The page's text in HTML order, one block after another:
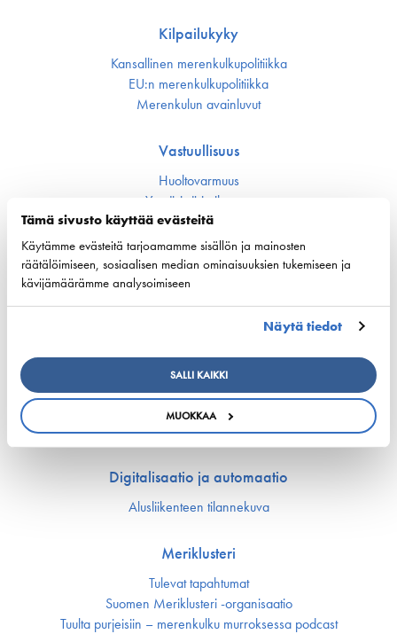
Tämä sivusto käyttää evästeitä
Käytämme evästeitä tarjoamamme sisällön ja mainosten
räätälöimiseen, sosiaalisen median ominaisuuksien tukemiseen ja
kävijämäärämme analysoimiseen
Näytä tiedot
SALLI KAIKKI
MUOKKAA
Kilpailukyky
Kansallinen merenkulku­politiikka
EU:n merenkulku­politiikka
Merenkulun avainluvut
Vastuullisuus
Huoltovarmuus
Ympäristö ja ilmasto
Varustamot panostavat uuteen teknologiaan ja
ympäristöystävällisiin ratkaisuihin uusissa aluksissa
Turvallisuus
Koulutus ja osaaminen
Suomen Varustamoiden Yrityskylä
Merenkulun HarjoitteluMylly
Ship Happens: Tutustu merenkulkualan mahdollisuuksiin
Digitalisaatio ja automaatio
Alusliikenteen tilannekuva
Meriklusteri
Tulevat tapahtumat
Suomen Meriklusteri -organisaatio
Tuulta purjeisiin – merenkulku murroksessa podcast